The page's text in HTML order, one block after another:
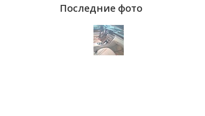
Последние фото